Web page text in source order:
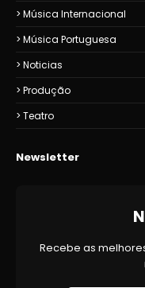
Música Internacional
Música Portuguesa
Noticias
Produção
Teatro
Newsletter
Recebe as